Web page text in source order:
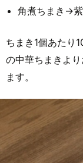
角煮ちまき→
ちまき1個あたり
の中華ちまきよ
ます。